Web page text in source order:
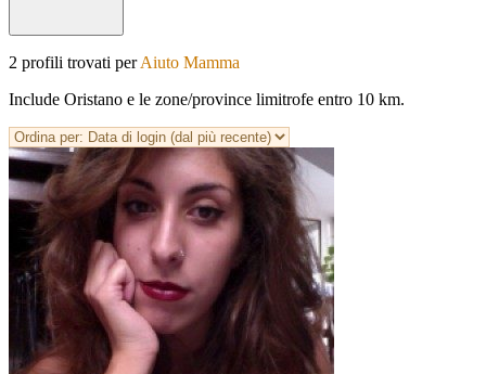
2 profili trovati perAiuto Mamma
Include Oristano e le zone/province limitrofe entro 10 km.